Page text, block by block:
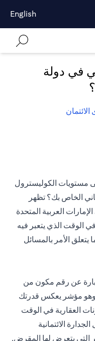
English
في دولة
الكوليسترول
الخاص بك؟ تظهر
العربية المتحدة
الوقت الذي يتعبر فيه
يتعلق الأمر بالمسائل
عن رقم مكون من
وهو مؤشر يعكس قدرتك
العقارية في الوقت
بين 300 و900 ويمثل الجدارة الائتمانية
التي يتعرض لها المقرض.